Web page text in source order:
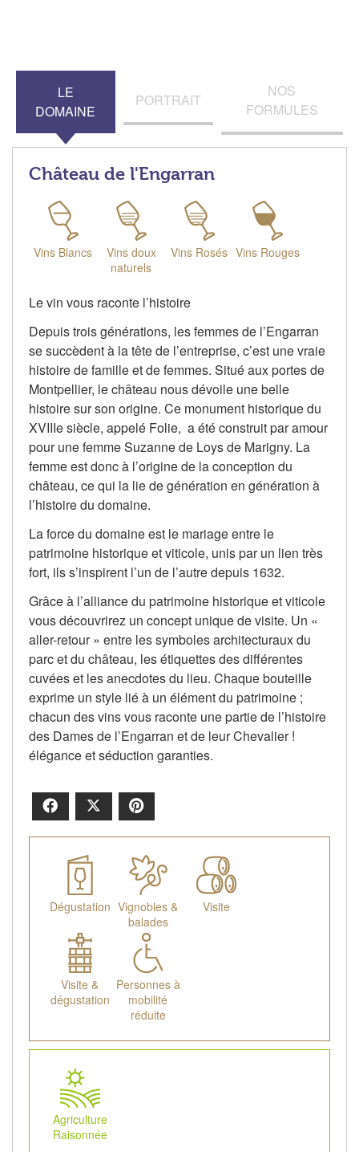
LE
DOMAINE
PORTRAIT
NOS
FORMULES
Château de l'Engarran
Vins Blancs
Vins doux
naturels
Vins Rosés Vins Rouges
Le vin vous raconte l’histoire
Depuis trois générations, les femmes de l’Engarran
se succèdent à la tête de l’entreprise, c’est une vraie
histoire de famille et de femmes. Situé aux portes de
Montpellier, le château nous dévoile une belle
histoire sur son origine. Ce monument historique du
XVIIIe siècle, appelé Folie, a été construit par amour
pour une femme Suzanne de Loys de Marigny. La
femme est donc à l’origine de la conception du
château, ce qui la lie de génération en génération à
l’histoire du domaine.
La force du domaine est le mariage entre le
patrimoine historique et viticole, unis par un lien très
fort, ils s’inspirent l’un de l’autre depuis 1632.
Grâce à l’alliance du patrimoine historique et viticole
vous découvrirez un concept unique de visite. Un «
aller-retour » entre les symboles architecturaux du
parc et du château, les étiquettes des différentes
cuvées et les anecdotes du lieu. Chaque bouteille
exprime un style lié à un élément du patrimoine ;
chacun des vins vous raconte une partie de l’histoire
des Dames de l’Engarran et de leur Chevalier !
élégance et séduction garanties.
Facebook
Dégustation Vignobles &
balades
Visite
Visite &
dégustation
Personnes à
mobilité
réduite
Agriculture
Raisonnée